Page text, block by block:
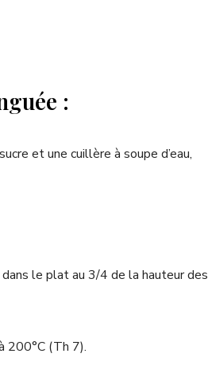
:
et une cuillère à soupe d’eau,
le plat au 3/4 de la hauteur des
200°C (Th 7).